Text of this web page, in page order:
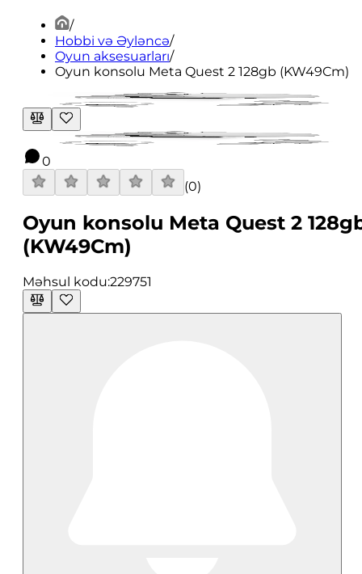
/
Hobbi və Əyləncə/
Oyun aksesuarları/
Oyun konsolu Meta Quest 2 128gb (KW49Cm)
0
(0)
Oyun konsolu Meta Quest 2
(KW49Cm)
Məhsul kodu:229751